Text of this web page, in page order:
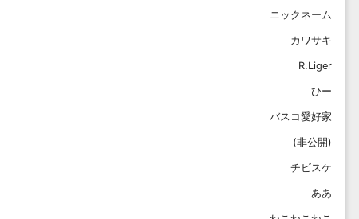
ニックネーム
カワサキ
R.Liger
ひー
バスコ愛好家
(非公開)
チビスケ
ああ